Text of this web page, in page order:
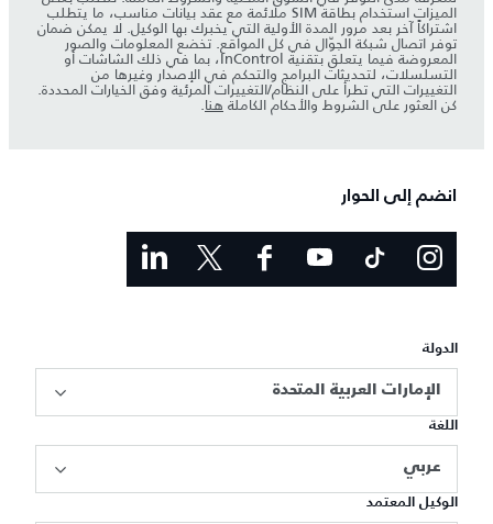
الميزات استخدام بطاقة SIM ملائمة مع عقد بيانات مناسب، ما يتطلب
اشتراكاً آخر بعد مرور المدة الأولية التي يخبرك بها الوكيل. لا يمكن ضمان
توفر اتصال شبكة الجوّال في كل المواقع. تخضع المعلومات والصور
المعروضة فيما يتعلق بتقنية InControl، بما في ذلك الشاشات أو
التسلسلات، لتحديثات البرامج والتحكم في الإصدار وغيرها من
التغييرات التي تطرأ على النظام/التغييرات المرئية وفق الخيارات المحددة.
كن العثور على الشروط والأحكام الكاملة هنا.
انضم إلى الحوار
الدولة
الإمارات العربية المتحدة
اللغة
عربي
الوكيل المعتمد